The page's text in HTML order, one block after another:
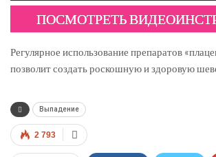
ПОСМОТРЕТЬ
Регулярное использование препаратов
позволит создать роскошную и здоровую
Выпадение
2 793